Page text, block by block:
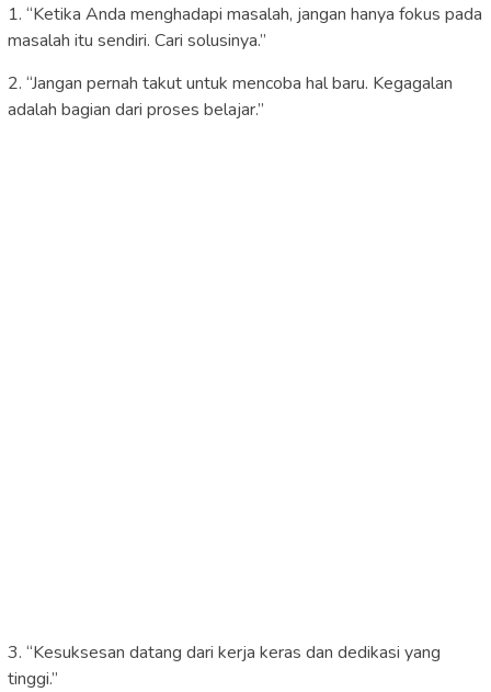
1. “Ketika Anda menghadapi masalah, jangan hanya fokus pada
masalah itu sendiri. Cari solusinya.”
2. “Jangan pernah takut untuk mencoba hal baru. Kegagalan
adalah bagian dari proses belajar.”
3. “Kesuksesan datang dari kerja keras dan dedikasi yang
tinggi.”